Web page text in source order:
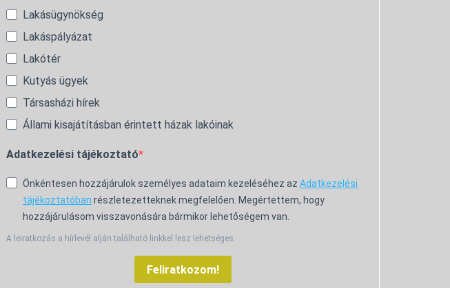
Lakásügynökség
Lakáspályázat
Lakótér
Kutyás ügyek
Társasházi hírek
Állami kisajátításban érintett házak lakóinak
Adatkezelési tájékoztató
Önkéntesen hozzájárulok személyes adataim kezeléséhez az Adatkezelési
tájékoztatóban részletezetteknek megfelelően. Megértettem, hogy
hozzájárulásom visszavonására bármikor lehetőségem van.
A leiratkozás a hírlevél alján található linkkel lesz lehetséges.
Feliratkozom!